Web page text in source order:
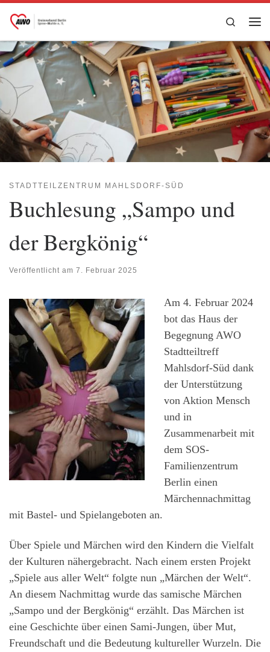
Zum Inhalt springen
Search
STADTTEILZENTRUM MAHLSDORF-SÜD
Buchlesung „Sampo und
der Bergkönig“
Veröffentlicht am 7. Februar 2025
Am 4. Februar 2024
bot das Haus der
Begegnung AWO
Stadtteiltreff
Mahlsdorf-Süd dank
der Unterstützung
von Aktion Mensch
und in
Zusammenarbeit mit
dem SOS-
Familienzentrum
Berlin einen
Märchennachmittag
mit Bastel- und Spielangeboten an.
Über Spiele und Märchen wird den Kindern die Vielfalt
der Kulturen nähergebracht. Nach einem ersten Projekt
„Spiele aus aller Welt“ folgte nun „Märchen der Welt“.
An diesem Nachmittag wurde das samische Märchen
„Sampo und der Bergkönig“ erzählt. Das Märchen ist
eine Geschichte über einen Sami-Jungen, über Mut,
Freundschaft und die Bedeutung kultureller Wurzeln. Die